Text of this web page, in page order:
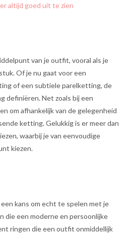
altijd goed uit te zien
van je outfit, vooral als je
Of je nu gaat voor een
of een subtiele parelketting, de
definiëren. Net zoals bij een
om afhankelijk van de gelegenheid
ketting. Gelukkig is er meer dan
waarbij je van eenvoudige
kiezen.
kans om echt te spelen met je
die een moderne en persoonlijke
ringen die een outfit onmiddellijk